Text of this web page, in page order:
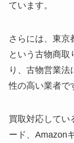
ています。
さらには、東
という古物商取
り、古物営業
性の高い業者で
買取対応してい
ード、Amazon